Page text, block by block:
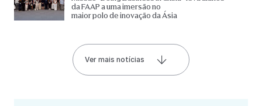
da FAAP a uma imersão no
maior polo de inovação da Ásia
Ver mais notícias